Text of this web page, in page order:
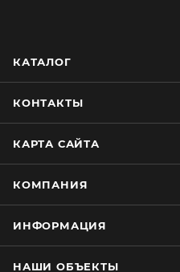
КАТАЛОГ
КОНТАКТЫ
КАРТА САЙТА
КОМПАНИЯ
ИНФОРМАЦИЯ
НАШИ ОБЪЕКТЫ